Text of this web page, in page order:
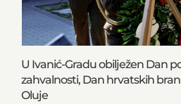
U Ivanić-Gradu obilježen Dan
zahvalnosti, Dan hrvatskih
Oluje